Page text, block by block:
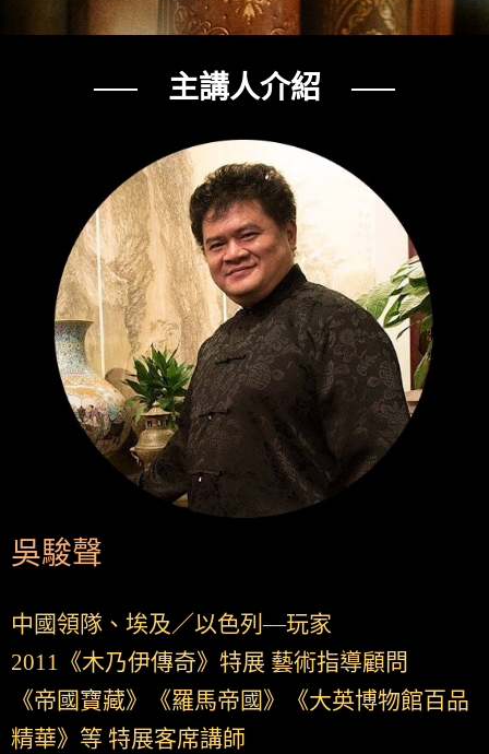
── 主講人介紹 ──
吳駿聲
中國領隊、埃及／以色列—玩家
2011《木乃伊傳奇》特展 藝術指導顧問
《帝國寶藏》《羅馬帝國》《大英博物館百品
精華》等 特展客席講師